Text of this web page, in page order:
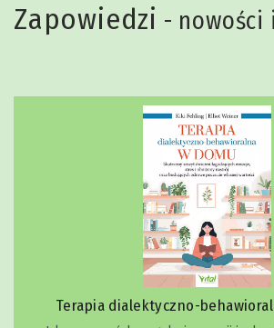
Zapowiedzi - nowości
Terapia dialektyczno-